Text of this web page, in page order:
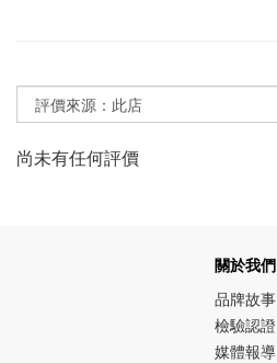
尚未有任何評價
關於我們
品牌故事
檢驗認證
媒體報導